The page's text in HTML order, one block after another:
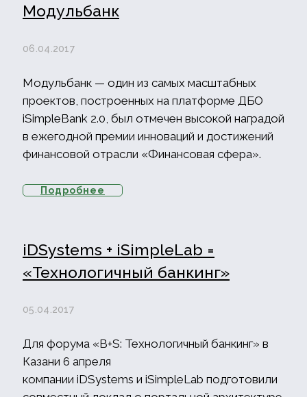
Модульбанк
06.04.2017
Модульбанк — один из самых масштабных
проектов, построенных на платформе ДБО
iSimpleBank 2.0, был отмечен высокой наградой
в ежегодной премии инноваций и достижений
финансовой отрасли «Финансовая сфера».
Подробнее
iDSystems + iSimpleLab =
«Технологичный банкинг»
05.04.2017
Для форума «B+S: Технологичный банкинг» в
Казани 6 апреля
компании iDSystems и iSimpleLab подготовили